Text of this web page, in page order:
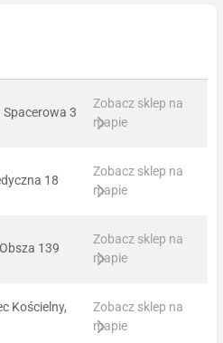
Spacerowa 3
Zobacz sklep na
mapie
18
Zobacz sklep na
mapie
139
Zobacz sklep na
mapie
Kościelny,
Zobacz sklep na
mapie